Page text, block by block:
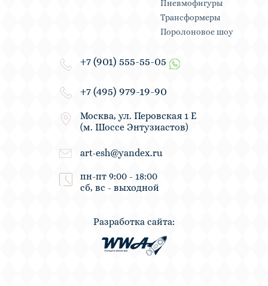
Пневмофигуры
Трансформеры
Поролоновое шоу
+7 (901) 555-55-05
+7 (495) 979-19-90
Москва, ул. Перовская 1 Е
(м. Шоссе Энтузиастов)
art-esh@yandex.ru
пн-пт 9:00 - 18:00
сб, вс - выходной
Разработка сайта: